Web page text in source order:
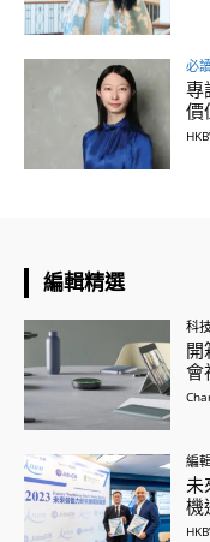
必
專
價
編輯精選
科
開
會
編
未
機